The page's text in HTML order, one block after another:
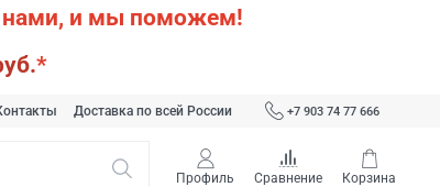
нами, и мы поможем!
*
Доставка по всей России +7 903 74 77 666
Профиль Сравнение Корзина